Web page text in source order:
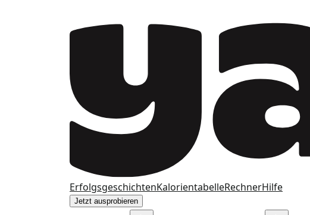
ErfolgsgeschichtenKalorientabelleRechnerHilfe
Jetzt ausprobieren